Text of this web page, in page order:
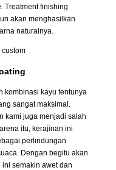
Treatment finishing
akan menghasilkan
naturalnya.
kombinasi kayu tentunya
sangat maksimal.
kami juga menjadi salah
itu, kerajinan ini
perlindungan
Dengan begitu akan
semakin awet dan